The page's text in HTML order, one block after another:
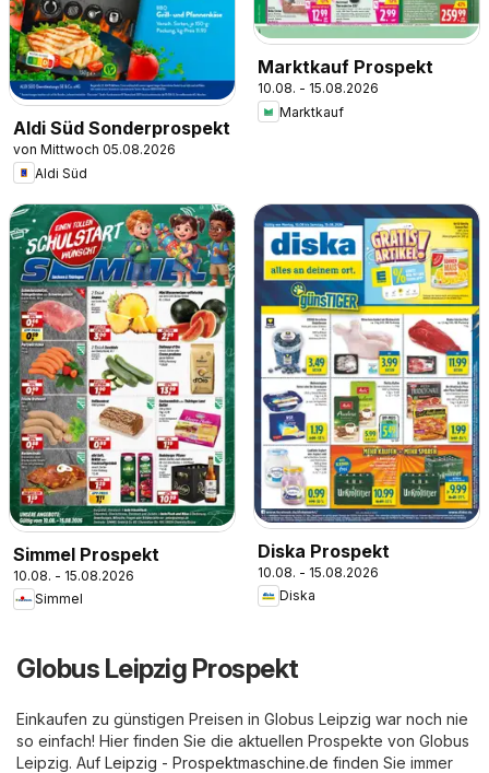
Aldi Süd Sonderprospekt
von Mittwoch 05.08.2026
Aldi Süd
Marktkauf Prospekt
10.08. - 15.08.2026
Marktkauf
Simmel Prospekt
10.08. - 15.08.2026
Simmel
Diska Prospekt
10.08. - 15.08.2026
Diska
Globus Leipzig Prospekt
Einkaufen zu günstigen Preisen in Globus Leipzig war noch nie
so einfach! Hier finden Sie die aktuellen Prospekte von Globus
Leipzig. Auf Leipzig - Prospektmaschine.de finden Sie immer